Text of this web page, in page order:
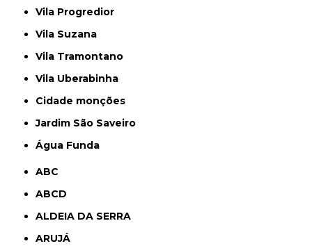
Vila Progredior
Vila Suzana
Vila Tramontano
Vila Uberabinha
cidade monções
jardim São Saveiro
Água Funda
ABC
ABCD
ALDEIA DA SERRA
ARUJÁ